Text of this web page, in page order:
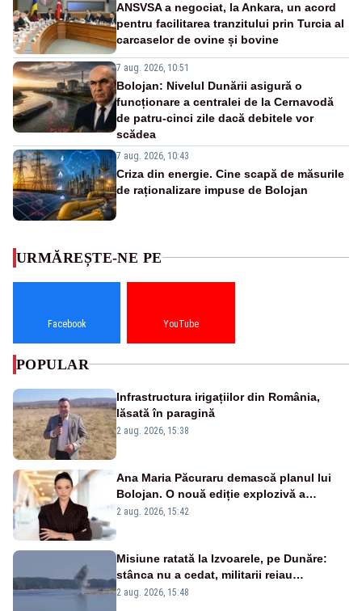
ANSVSA a negociat, la Ankara, un acord
pentru facilitarea tranzitului prin Turcia al
carcaselor de ovine și bovine
7 aug. 2026, 10:51
Bolojan: Nivelul Dunării asigură o
funcționare a centralei de la Cernavodă
de patru-cinci zile dacă debitele vor
scădea
7 aug. 2026, 10:43
Criza din energie. Cine scapă de măsurile
de raționalizare impuse de Bolojan
URMĂREȘTE-NE PE
Facebook YouTube
POPULAR
Infrastructura irigațiilor din România,
lăsată în paragină
2 aug. 2026, 15:38
Ana Maria Păcuraru demască planul lui
Bolojan. O nouă ediție explozivă a
emisiunii „Miza Zilei” la Realitatea PLUS
2 aug. 2026, 15:42
Misiune ratată la Izvoarele, pe Dunăre:
stânca nu a cedat, militarii reiau
detonările luni – VIDEO
2 aug. 2026, 15:48